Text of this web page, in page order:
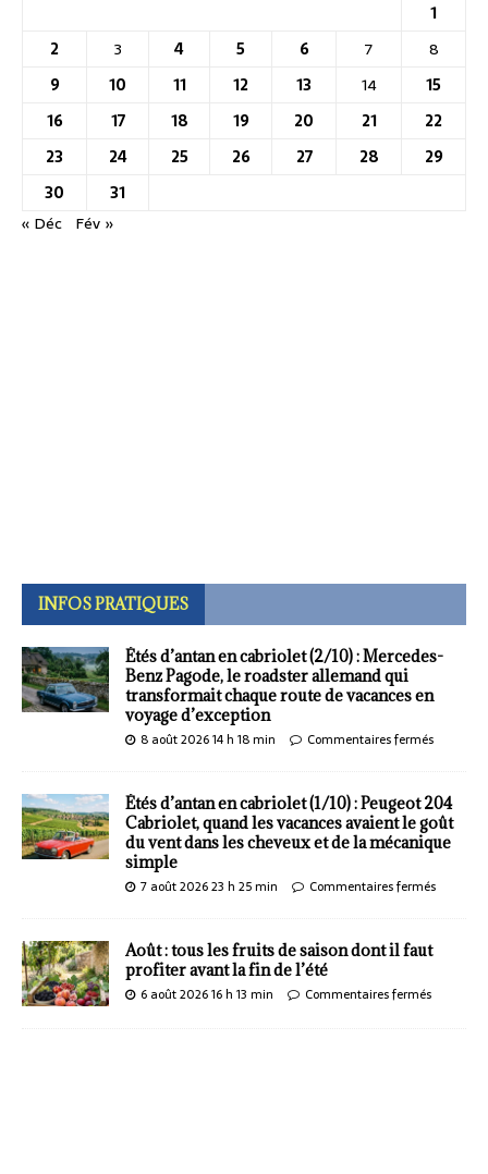
1
2
3 4 5 6 7
8
9
10 11 12 13 14
15
16
17 18 19 20 21
22
23
24 25 26 27 28
29
30
31
« Déc Fév »
INFOS PRATIQUES
Étés d’antan en cabriolet (2/10) : Mercedes-
Benz Pagode, le roadster allemand qui
transformait chaque route de vacances en
voyage d’exception
8 août 2026 14 h 18 min Commentaires fermés
Étés d’antan en cabriolet (1/10) : Peugeot 204
Cabriolet, quand les vacances avaient le goût
du vent dans les cheveux et de la mécanique
simple
7 août 2026 23 h 25 min Commentaires fermés
Août : tous les fruits de saison dont il faut
profiter avant la fin de l’été
6 août 2026 16 h 13 min Commentaires fermés